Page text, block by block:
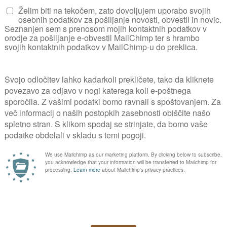
Za komentiranje se prijavite
vsebin poiščite